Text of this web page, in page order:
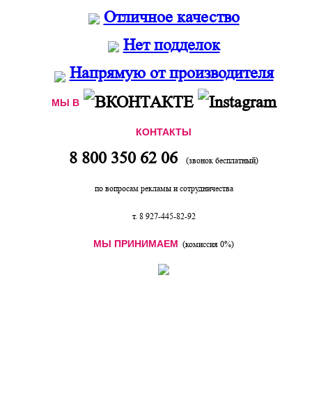
Отличное качество
Нет подделок
Напрямую от производителя
МЫ В
КОНТАКТЫ
8 800 350 62 06 (звонок бесплатный)
по вопросам рекламы и сотрудничества
т. 8 927-445-82-92
МЫ ПРИНИМАЕМ (комиссия 0%)